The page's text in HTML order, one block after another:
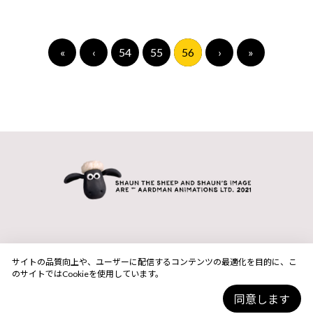
« ‹ 54 55 56 › »
サイトの品質向上や、ユーザーに配信するコンテンツの最適化を目的に、こ
のサイトではCookieを使用しています。
同意します